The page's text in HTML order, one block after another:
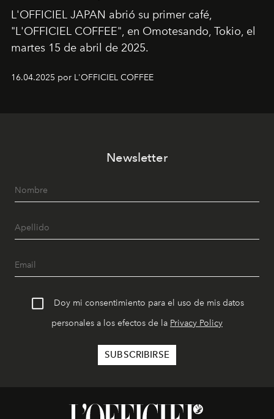
L'OFFICIEL JAPAN abrió su primer café,
"L'OFFICIEL COFFEE", en Omotesando, Tokio, el
martes 15 de abril de 2025.
16.04.2025 por L'OFFICIEL COFFEE
Newsletter
Doy mi consentimiento para el uso de mis datos
personales a los efectos de la Privacy Policy